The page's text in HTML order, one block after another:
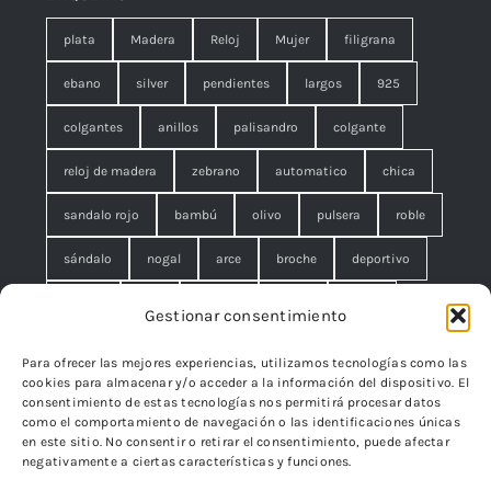
Gestionar consentimiento
Para ofrecer las mejores experiencias, utilizamos tecnologías como las
cookies para almacenar y/o acceder a la información del dispositivo. El
consentimiento de estas tecnologías nos permitirá procesar datos
como el comportamiento de navegación o las identificaciones únicas
en este sitio. No consentir o retirar el consentimiento, puede afectar
negativamente a ciertas características y funciones.
plata Madera Reloj Mujer filigrana
ebano silver pendientes largos 925
colgantes anillos palisandro colgante
reloj de madera zebrano automatico chica
sandalo rojo bambú olivo pulsera roble
sándalo nogal arce broche deportivo
brazalete cuadrado rombo filigrana. broche
cisne edelweiss